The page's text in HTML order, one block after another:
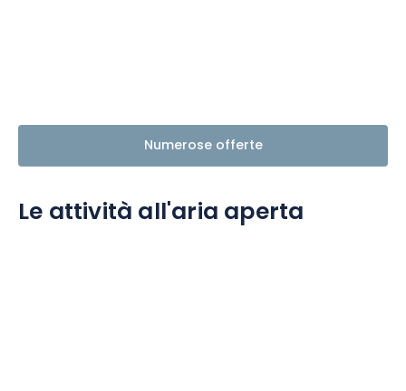
Numerose offerte
Le attività all'aria aperta